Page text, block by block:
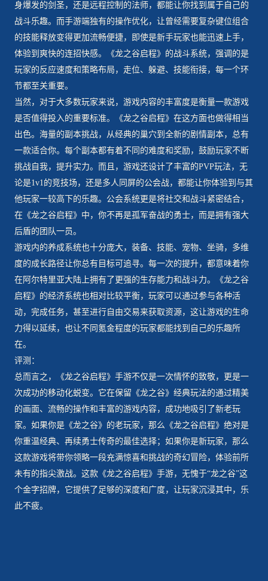
身爆发的剑圣，还是远程控制的法师，都能让你找到属于自己的
战斗乐趣。而手游端独有的操作优化，让曾经需要复杂键位组合
的技能释放变得更加流畅便捷，即使是新手玩家也能迅速上手，
体验到爽快的连招快感。《龙之谷启程》的战斗系统，强调的是
玩家的反应速度和策略布局，走位、躲避、技能衔接，每一个环
节都至关重要。
当然，对于大多数玩家来说，游戏内容的丰富度是衡量一款游戏
是否值得投入的重要标准。《龙之谷启程》在这方面也做得相当
出色。海量的副本挑战，从经典的巢穴到全新的剧情副本，总有
一款适合你。每个副本都有着不同的难度和奖励，鼓励玩家不断
挑战自我，提升实力。而且，游戏还设计了丰富的PVP玩法，无
论是1v1的竞技场，还是多人同屏的公会战，都能让你体验到与其
他玩家一较高下的乐趣。公会系统更是将社交和战斗紧密结合，
在《龙之谷启程》中，你不再是孤军奋战的勇士，而是拥有强大
后盾的团队一员。
游戏内的养成系统也十分庞大，装备、技能、宠物、坐骑，多维
度的成长路径让你总有目标可追寻。每一次的提升，都意味着你
在阿尔特里亚大陆上拥有了更强的生存能力和战斗力。《龙之谷
启程》的经济系统也相对比较平衡，玩家可以通过参与各种活
动，完成任务，甚至进行自由交易来获取资源，这让游戏的生命
力得以延续，也让不同氪金程度的玩家都能找到自己的乐趣所
在。
评测：
总而言之，《龙之谷启程》手游不仅是一次情怀的致敬，更是一
次成功的移动化蜕变。它在保留《龙之谷》经典玩法的通过精美
的画面、流畅的操作和丰富的游戏内容，成功地吸引了新老玩
家。如果你是《龙之谷》的老玩家，那么《龙之谷启程》绝对是
你重温经典、再续勇士传奇的最佳选择；如果你是新玩家，那么
这款游戏将带你领略一段充满惊喜和挑战的奇幻冒险，体验前所
未有的指尖激战。这款《龙之谷启程》手游，无愧于“龙之谷”这
个金字招牌，它提供了足够的深度和广度，让玩家沉浸其中，乐
此不疲。